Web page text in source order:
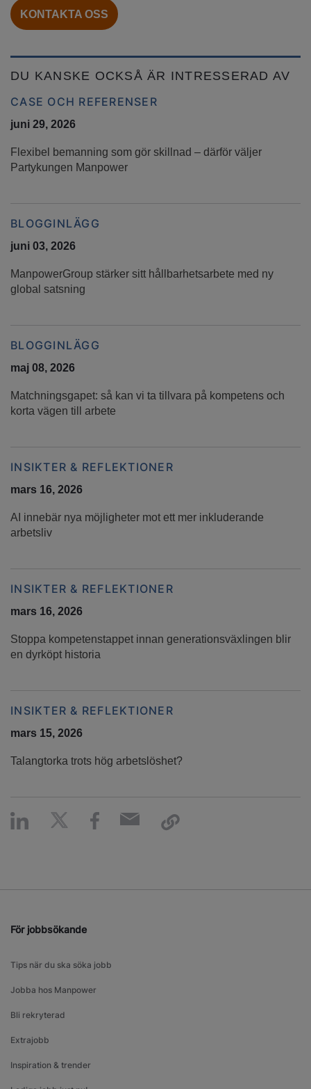
KONTAKTA OSS
DU KANSKE OCKSÅ ÄR INTRESSERAD AV
CASE OCH REFERENSER
juni 29, 2026
Flexibel bemanning som gör skillnad – därför väljer
Partykungen Manpower
BLOGGINLÄGG
juni 03, 2026
ManpowerGroup stärker sitt hållbarhetsarbete med ny
global satsning
BLOGGINLÄGG
maj 08, 2026
Matchningsgapet: så kan vi ta tillvara på kompetens och
korta vägen till arbete
INSIKTER & REFLEKTIONER
mars 16, 2026
AI innebär nya möjligheter mot ett mer inkluderande
arbetsliv
INSIKTER & REFLEKTIONER
mars 16, 2026
Stoppa kompetenstappet innan generationsväxlingen blir
en dyrköpt historia
INSIKTER & REFLEKTIONER
mars 15, 2026
Talangtorka trots hög arbetslöshet?
För jobbsökande
Tips när du ska söka jobb
Jobba hos Manpower
Bli rekryterad
Extrajobb
Inspiration & trender